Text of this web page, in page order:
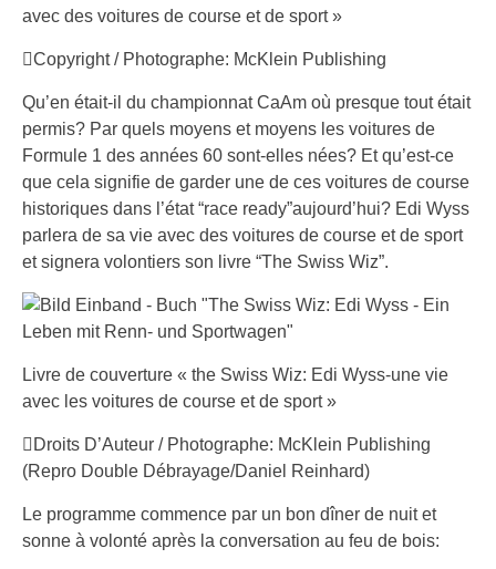
avec des voitures de course et de sport »
Copyright / Photographe: McKlein Publishing
Qu’en était-il du championnat CaAm où presque tout était
permis? Par quels moyens et moyens les voitures de
Formule 1 des années 60 sont-elles nées? Et qu’est-ce
que cela signifie de garder une de ces voitures de course
historiques dans l’état “race ready”aujourd’hui? Edi Wyss
parlera de sa vie avec des voitures de course et de sport
et signera volontiers son livre “The Swiss Wiz”.
Livre de couverture « the Swiss Wiz: Edi Wyss-une vie
avec les voitures de course et de sport »
Droits D’Auteur / Photographe: McKlein Publishing
(Repro Double Débrayage/Daniel Reinhard)
Le programme commence par un bon dîner de nuit et
sonne à volonté après la conversation au feu de bois: